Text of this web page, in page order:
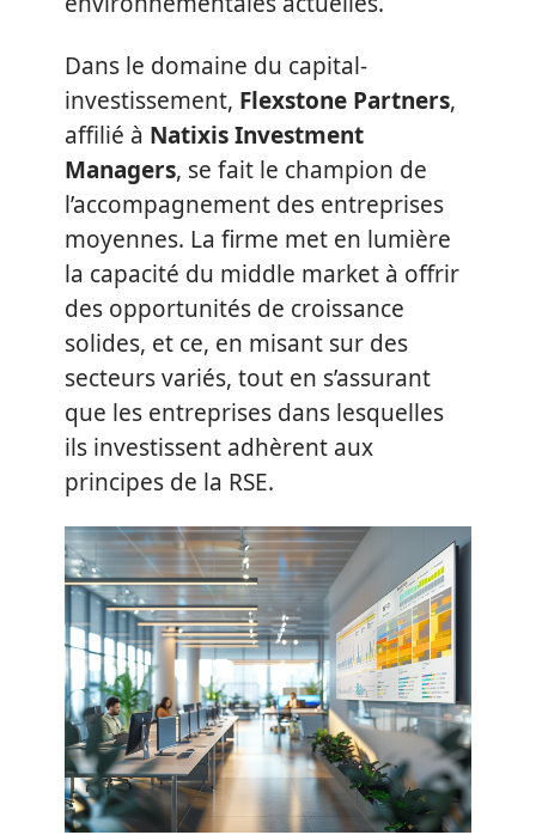
Dans le domaine du capital-
investissement, Flexstone Partners,
affilié à Natixis Investment
Managers, se fait le champion de
l’accompagnement des entreprises
moyennes. La firme met en lumière
la capacité du middle market à offrir
des opportunités de croissance
solides, et ce, en misant sur des
secteurs variés, tout en s’assurant
que les entreprises dans lesquelles
ils investissent adhèrent aux
principes de la RSE.